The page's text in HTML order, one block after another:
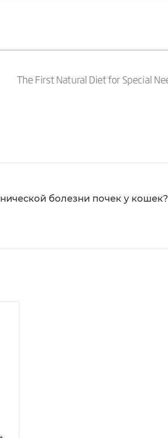
болезни почек у кошек?